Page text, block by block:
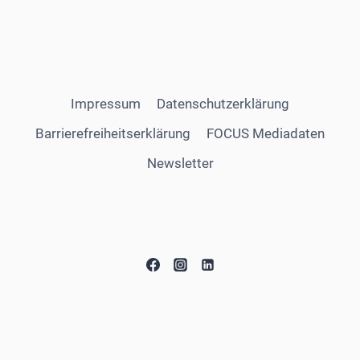
Impressum
Datenschutzerklärung
Barrierefreiheitserklärung
FOCUS Mediadaten
Newsletter